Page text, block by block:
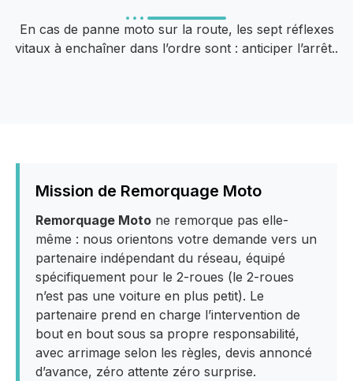
En cas de panne moto sur la route, les sept réflexes
vitaux à enchaîner dans l’ordre sont : anticiper l’arrêt..
Mission de Remorquage Moto
Remorquage Moto ne remorque pas elle-
même : nous orientons votre demande vers un
partenaire indépendant du réseau, équipé
spécifiquement pour le 2-roues (le 2-roues
n’est pas une voiture en plus petit). Le
partenaire prend en charge l’intervention de
bout en bout sous sa propre responsabilité,
avec arrimage selon les règles, devis annoncé
d’avance, zéro attente zéro surprise.